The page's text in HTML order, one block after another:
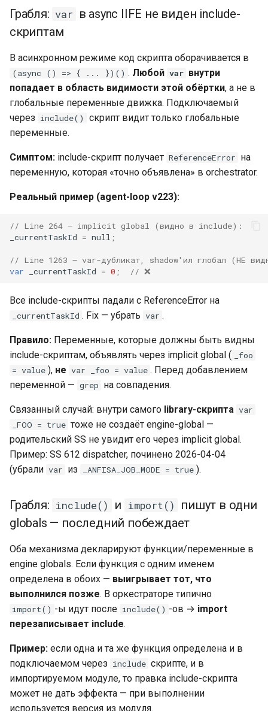
Грабля: var в async IIFE не виден include-
скриптам
В асинхронном режиме код скрипта оборачивается в
(async () => { ... })() . Любой var внутри
попадает в область видимости этой обёртки, а не в
глобальные переменные движка. Подключаемый
через include()
скрипт видит только глобальные
переменные.
Симптом: include-скрипт получает ReferenceError на
переменную, которая «точно объявлена» в orchestrator.
Реальный пример (agent-loop v223):
// Line 264 — implicit global (видно в include):
_currentTaskId = null ;
// Line 1263 — var-дубликат, shadow'ил глобал (НЕ
var
_currentTaskId = 0 ; // ❌
Все include-скрипты падали с ReferenceError на
_currentTaskId . Fix — убрать var .
Правило: Переменные, которые должны быть видны
include-скриптам, объявлять через implicit global (
_foo
= value ), не var _foo = value . Перед добавлением
переменной — grep на совпадения.
Связанный случай: внутри самого library-скрипта var
_FOO = true тоже не создаёт engine-global —
родительский SS не увидит его через implicit global.
Пример: SS 612 dispatcher, починено 2026-04-04
(убрали var из _ANFISA_JOB_MODE = true ).
Грабля: include() и import()
пишут в одни
globals — последний побеждает
Оба механизма декларируют функции/переменные в
engine globals. Если функция с одним именем
определена в обоих — выигрывает тот, что
выполнился позже. В оркестраторе типично
import() -ы идут после include() -ов → import
перезаписывает include.
Пример: если одна и та же функция определена и в
подключаемом через include скрипте, и в
импортируемом модуле, то правка include-скрипта
может не дать эффекта — при выполнении
используется версия из модуля.